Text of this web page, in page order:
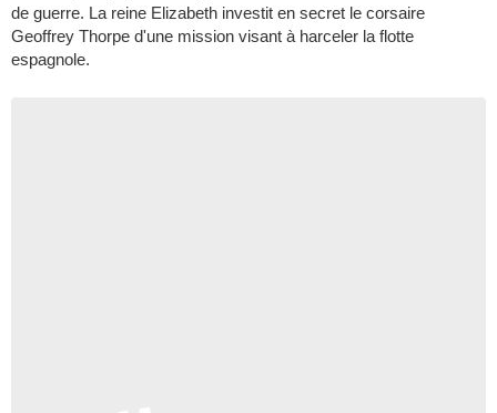
de guerre. La reine Elizabeth investit en secret le corsaire
Geoffrey Thorpe d'une mission visant à harceler la flotte
espagnole.